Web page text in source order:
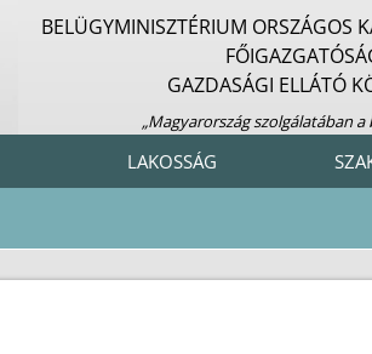
BELÜGYMINISZTÉRIUM ORSZÁGOS
GAZDASÁGI ELLÁTÓ
„Magyarország szolgálatában
LAKOSSÁG